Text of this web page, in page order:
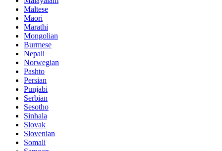
Maltese
Maori
Marathi
Mongolian
Burmese
Nepali
Norwegian
Pashto
Persian
Punjabi
Serbian
Sesotho
Sinhala
Slovak
Slovenian
Somali